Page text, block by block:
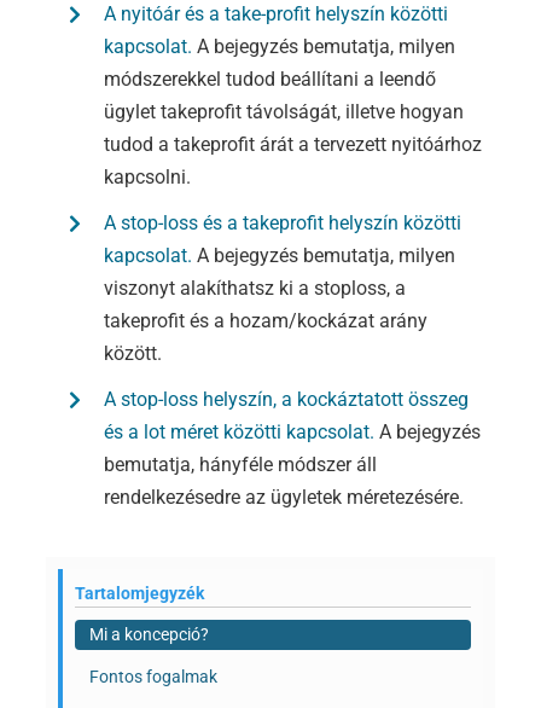
A nyitóár és a take-profit helyszín közötti
kapcsolat. A bejegyzés bemutatja, milyen
módszerekkel tudod beállítani a leendő
ügylet takeprofit távolságát, illetve hogyan
tudod a takeprofit árát a tervezett nyitóárhoz
kapcsolni.
A stop-loss és a takeprofit helyszín közötti
kapcsolat. A bejegyzés bemutatja, milyen
viszonyt alakíthatsz ki a stoploss, a
takeprofit és a hozam/kockázat arány
között.
A stop-loss helyszín, a kockáztatott összeg
és a lot méret közötti kapcsolat. A bejegyzés
bemutatja, hányféle módszer áll
rendelkezésedre az ügyletek méretezésére.
Tartalomjegyzék
Mi a koncepció?
Fontos fogalmak